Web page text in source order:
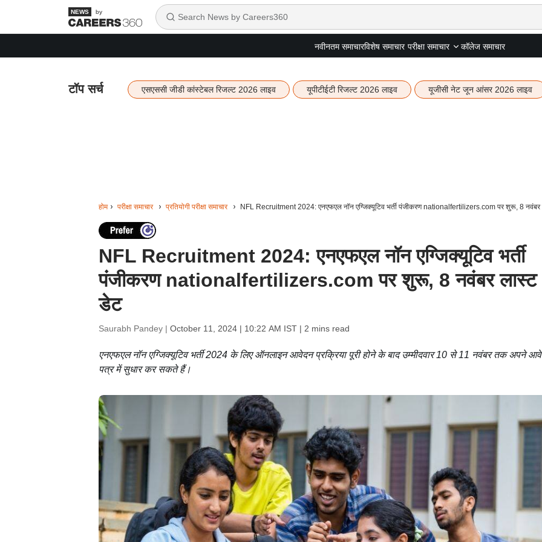
by
नवीनतम समाचारविशेष समाचार परीक्षा समाचार कॉलेज समाचार
टॉप सर्च एसएससी जीडी कांस्टेबल रिजल्ट 2026 लाइव यूपीटीईटी रिजल्ट 2026 लाइव यूजीसी नेट जून आंसर 2026 लाइव
होम परीक्षा समाचार प्रतियोगी परीक्षा समाचार NFL Recruitment 2024: एनएफएल नॉन एग्जिक्यूटिव भर्ती पंजीकरण nationalfertilizers.com पर शुरू, 8 नवंबर
NFL Recruitment 2024: एनएफएल नॉन एग्जिक्यूटिव भर्ती
पंजीकरण nationalfertilizers.com पर शुरू, 8 नवंबर लास्ट
डेट
Saurabh Pandey | October 11, 2024 | 10:22 AM IST| 2 mins read
एनएफएल नॉन एग्जिक्यूटिव भर्ती 2024 के लिए ऑनलाइन आवेदन प्रक्रिया पूरी होने के बाद उम्मीदवार 10 से 11 नवंबर तक अपने
पत्र में सुधार कर सकते हैं।